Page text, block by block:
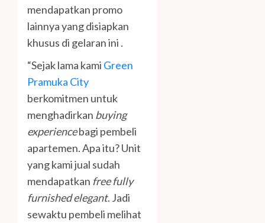
mendapatkan promo
lainnya yang disiapkan
khusus di gelaran ini .
“Sejak lama kami Green
Pramuka City
berkomitmen untuk
menghadirkan buying
experiencebagi pembeli
apartemen. Apa itu? Unit
yang kami jual sudah
mendapatkan free fully
furnished elegant. Jadi
sewaktu pembeli melihat